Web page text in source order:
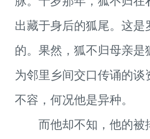
出藏于身后的狐尾。这
的。果然，狐不归母亲
为邻里乡间交口传诵的
不容，何况他是异种。
而他却不知，他的被